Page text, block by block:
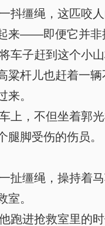
抖缰绳，这匹咬
来——即便它并非
车子赶到这个小
粱杆儿也赶着一
来。
上，不但坐着郭
腿脚受伤的伤员。
扯缰绳，操持着
室。
跑进抢救室里的时